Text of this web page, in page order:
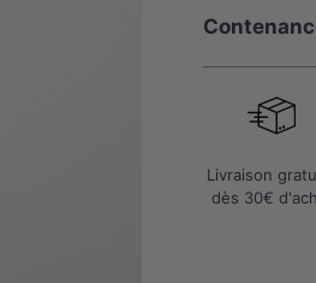
Bombe
Bain
Charlotte
parfum
Mangue
–
Livraison
dès 30€